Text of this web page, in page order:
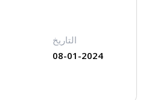
التاريخ
08-01-2024